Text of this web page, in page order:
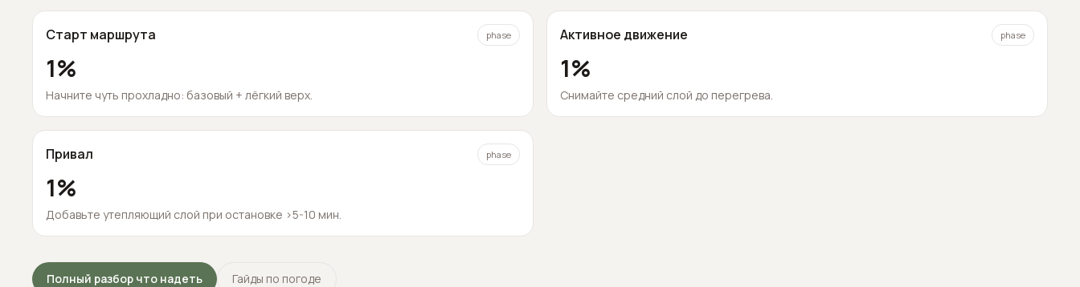
Старт маршрута phase
1%
Начните чуть прохладно: базовый + лёгкий верх.
Активное движение phase
1%
Снимайте средний слой до перегрева.
Привал phase
1%
Добавьте утепляющий слой при остановке >5-10 мин.
Полный разбор что надеть Гайды по погоде